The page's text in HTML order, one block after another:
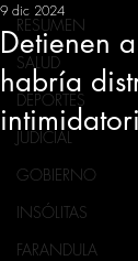
RESUMEN
SALUD
DEPORTES
JUDICIAL
GOBIERNO
INSÓLITAS
FARANDULA
Detienen
habría
9 dic 2024